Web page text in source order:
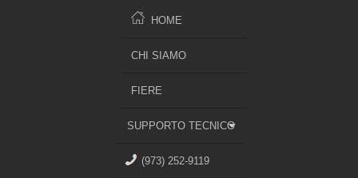
HOME
CHI SIAMO
FIERE
SUPPORTO TECNICO
(973) 252-9119